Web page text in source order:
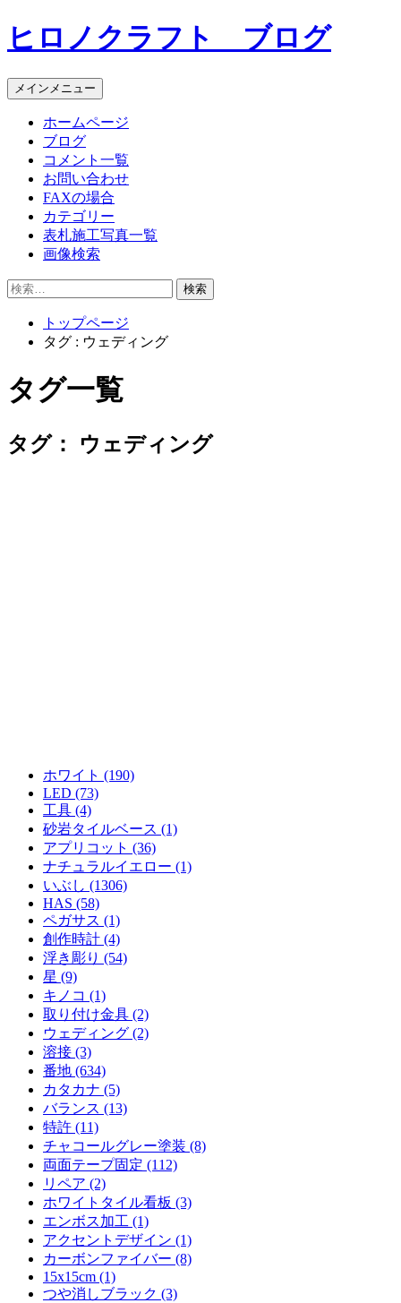
コ
ン
ン
ツ
ヒロノクラフト ブログ
メインメニュー
ホームページ
ブログ
コメント一覧
お問い合わせ
FAXの場合
カテゴリー
表札施工写真一覧
画像検索
検
トップページ
タグ : ウェディング
タグ一覧
タグ： ウェディング
ホワイト (190)
LED (73)
工具 (4)
砂岩タイルベース (1)
アプリコット (36)
ナチュラルイエロー (1)
いぶし (1306)
HAS (58)
ペガサス (1)
創作時計 (4)
浮き彫り (54)
星 (9)
キノコ (1)
取り付け金具 (2)
ウェディング (2)
溶接 (3)
番地 (634)
カタカナ (5)
バランス (13)
特許 (11)
チャコールグレー塗装 (8)
両面テープ固定 (112)
リペア (2)
ホワイトタイル看板 (3)
エンボス加工 (1)
アクセントデザイン (1)
カーボンファイバー (8)
15x15cm (1)
つや消しブラック (3)